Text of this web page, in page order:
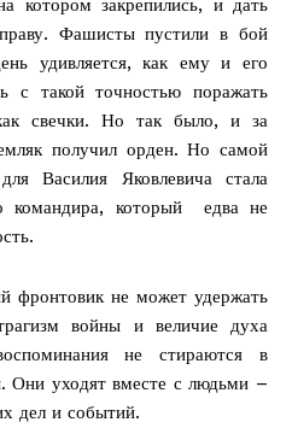
котором закрепились, и дать
Фашисты пустили в бой
удивляется, как ему и его
с такой точностью поражать
свечки. Но так было, и за
получил орден. Но самой
Василия Яковлевича стала
командира, который едва не
фронтовик не может удержать
войны и величие духа
не стираются в
Они уходят вместе с людьми –
дел и событий.